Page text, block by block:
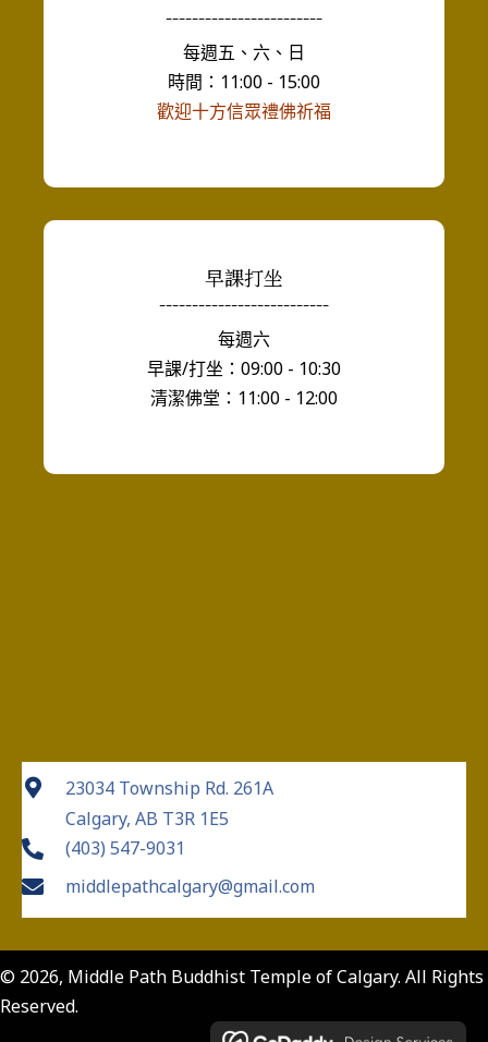
------------------------
每週五、六、日
時間：11:00 - 15:00
歡迎十方信眾禮佛祈福
早課打坐
--------------------------
每週六
早課/打坐：09:00 - 10:30
清潔佛堂：11:00 - 12:00
23034 Township Rd. 261A
Calgary, AB T3R 1E5
(403) 547-9031
middlepathcalgary@gmail.com
© 2026, Middle Path Buddhist Temple of Calgary. All Rights
Reserved.